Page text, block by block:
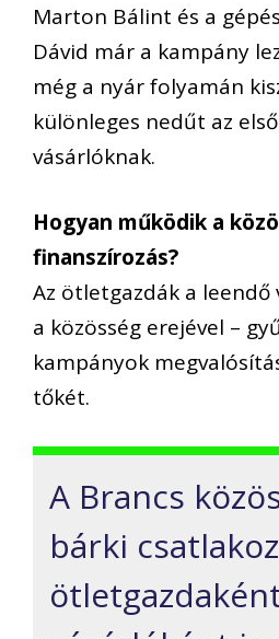
Marton Bálint és a
Dávid már a kampány
még a nyár folyamán
különleges nedűt az
vásárlóknak.
Hogyan működik a
finanszírozás?
Az ötletgazdák a leendő
a közösség erejével –
kampányok
tőkét.
A Brancs
bárki